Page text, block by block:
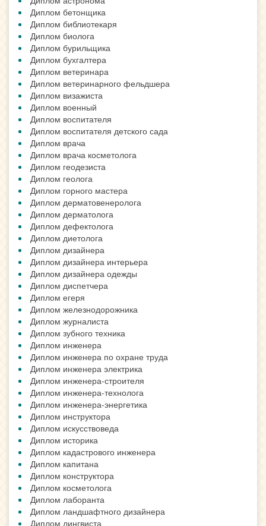
Диплом бетонщика
Диплом библиотекаря
Диплом биолога
Диплом бурильщика
Диплом бухгалтера
Диплом ветеринара
Диплом ветеринарного фельдшера
Диплом визажиста
Диплом военный
Диплом воспитателя
Диплом воспитателя детского сада
Диплом врача
Диплом врача косметолога
Диплом геодезиста
Диплом геолога
Диплом горного мастера
Диплом дерматовенеролога
Диплом дерматолога
Диплом дефектолога
Диплом диетолога
Диплом дизайнера
Диплом дизайнера интерьера
Диплом дизайнера одежды
Диплом диспетчера
Диплом егеря
Диплом железнодорожника
Диплом журналиста
Диплом зубного техника
Диплом инженера
Диплом инженера по охране труда
Диплом инженера электрика
Диплом инженера-строителя
Диплом инженера-технолога
Диплом инженера-энергетика
Диплом инструктора
Диплом искусствоведа
Диплом историка
Диплом кадастрового инженера
Диплом капитана
Диплом конструктора
Диплом косметолога
Диплом лаборанта
Диплом ландшафтного дизайнера
Диплом лингвиста